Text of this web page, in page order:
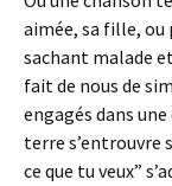
aimée, sa fille,
sachant malade
fait de nous de
engagés dans
terre s’entrouvre
ce que tu veux”